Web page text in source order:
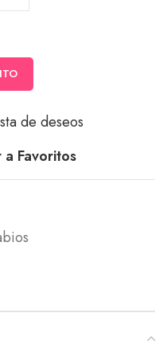
de deseos
Favoritos